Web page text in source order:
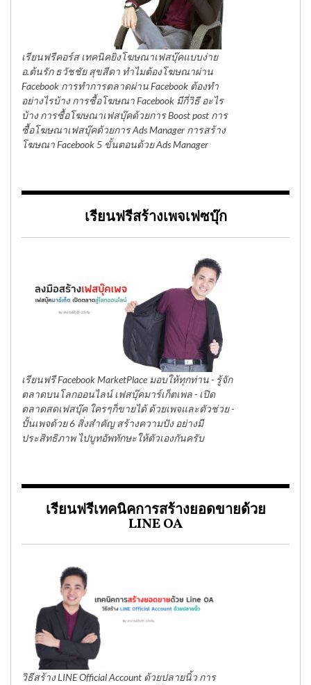
เรียนฟรีคอร์ส เทคนิคยิงโฆษณาเฟสบุ๊คแบบง่าย
อ.ต้นรัก ธวัชชัย สุขสีดา ทำไมต้องโฆษณาผ่าน
Facebook การทำการตลาดผ่าน Facebook ต้องทำ
อย่างไรบ้าง การซื้อโฆษณา Facebook มีกี่วิธี อะไร
บ้าง การซื้อโฆษณาเฟสบุ๊คด้วยการ Boost post การ
ซื้อโฆษณาเฟสบุ๊คด้วยการ Ads Manager การสร้าง
โฆษณา Facebook 5 ขั้นตอนด้วย Ads Manager
เรียนฟรีสร้างเพจเฟซบุ๊ก
เรียนฟรี Facebook MarketPlace มอบให้ทุกท่าน - รู้จัก
ตลาดบนโลกออนไลน์ เฟสบุ๊คมาร์เก็ตเพล - เปิด
ตลาดสดเฟสบุ๊ค ใครๆก็ขายได้ ด้วยเพจและตัวช่วย -
ปั้นเพจด้วย 6 สิ่งสำคัญ สร้างความปัง อย่างมี
ประสิทธิภาพ ไปบูทอัพทักษะให้ตัวเองกันครับ
เรียนฟรีเทคนิคการสร้างยอดขายด้วย
LINE OA
วิธีสร้าง LINE Official Account ด้วยปลายนิ้ว การ